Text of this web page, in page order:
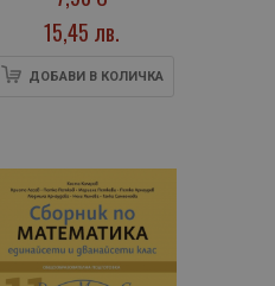
Балинова
15,45 лв.
ДОБАВИ В КОЛИЧКА